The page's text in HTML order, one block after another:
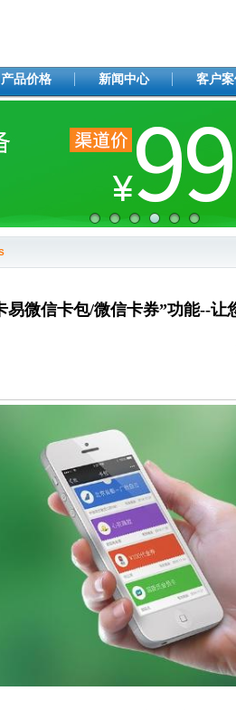
产品价格 新闻中心 客户案
易微信卡包/微信卡券”功能--让